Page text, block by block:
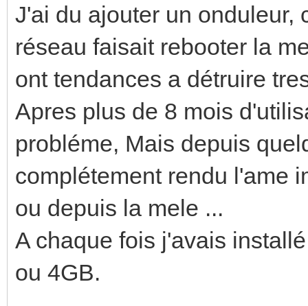
J'ai du ajouter un onduleur,
réseau faisait rebooter la
ont tendances a détruire
Apres plus de 8 mois
probléme, Mais depuis
complétement rendu l'ame
ou depuis la mele ...
A chaque fois j'avais
ou 4GB.